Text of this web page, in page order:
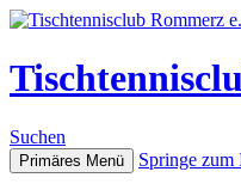
Suchen
Primäres Menü Springe zum